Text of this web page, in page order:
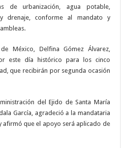
de urbanización, agua potable,
y drenaje, conforme al mandato y
México, Delfina Gómez Álvarez,
este día histórico para los cinco
que recibirán por segunda ocasión
del Ejido de Santa María
García, agradeció a la mandataria
afirmó que el apoyo será aplicado de